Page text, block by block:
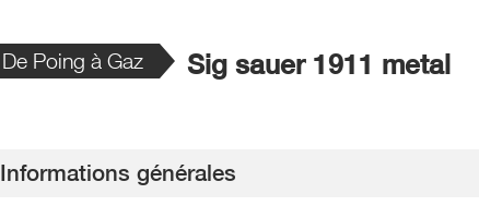
De Poing à Gaz Sig sauer 1911 metal
Informations générales